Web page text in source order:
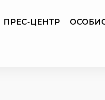
ПРЕС-ЦЕНТР